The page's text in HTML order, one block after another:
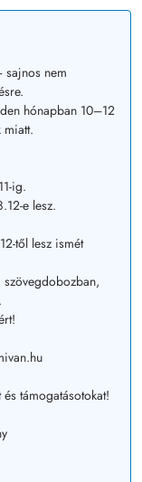
sajnos nem
hónapban 10–12
miatt.
ig.
e lesz.
től lesz ismét
támogatásotokat!